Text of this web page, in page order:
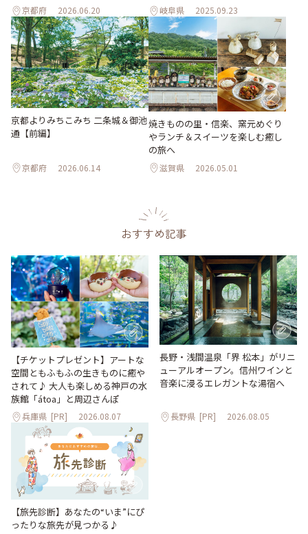
京都府 2026.06.20 岐阜県 2025.09.23
京都よりみちこみち 二条城＆御池
通【前編】
京都府 2026.06.14
焼きものの里・信楽、窯元めぐり
やランチ＆スイーツを楽しむ癒し
の旅へ
滋賀県 2026.05.01
おすすめ記事
【チケットプレゼント】アートな
空間ともふもふの生きものに癒や
されて♪ 大人も楽しめる神戸の水
族館「átoa」と周辺さんぽ
兵庫県 [PR] 2026.08.07
長野・浅間温泉「界 松本」がリニ
ューアルオープン。信州ワインと
音楽に浸るエレガントな湯宿へ
長野県 [PR] 2026.08.05
【旅先診断】あなたの“いま”にぴ
ったりな旅先が見つかる♪